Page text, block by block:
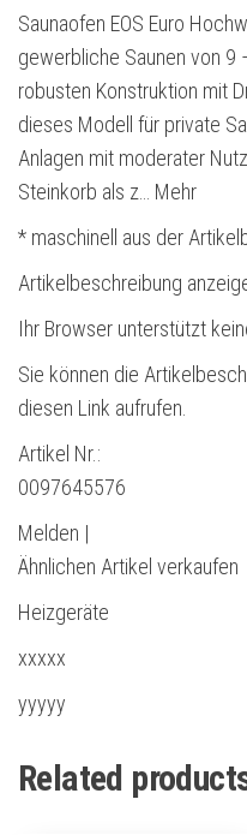
Saunaofen EOS Euro
gewerbliche Saunen von 9
robusten Konstruktion mit
dieses Modell für private
Anlagen mit moderater
Steinkorb als z… Mehr
* maschinell aus der
Artikelbeschreibung
Ihr Browser unterstützt
Sie können die
diesen Link aufrufen.
Artikel Nr.:
0097645576
Melden |
Ähnlichen Artikel verkaufen
Heizgeräte
xxxxx
yyyyy
Related